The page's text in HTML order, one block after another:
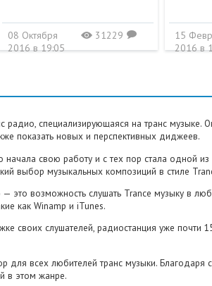
Mix)
0
0
0
08 Октября
2016 в 19:05
a 31229 B
15
2016 в
радио, специализирующаяся на транс
показать новых и перспективных диджеев.
свою работу и с тех пор стала одной
выбор музыкальных композиций в стиле
это возможность слушать Trance музыку в
как Winamp и iTunes.
своих слушателей, радиостанция уже почти
для всех любителей транс музыки. Благодаря
в этом жанре.